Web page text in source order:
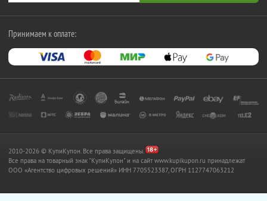
Принимаем к оплате:
2010-2026 © КупиКупон. Все права защищены.
Все права на товарный знак "КупиКупон" и на сайт www.kupikupon.ru принадлежат
OOO «Агентство цифровых решений» ИНН 7705523387, ОГРН 1127747063212